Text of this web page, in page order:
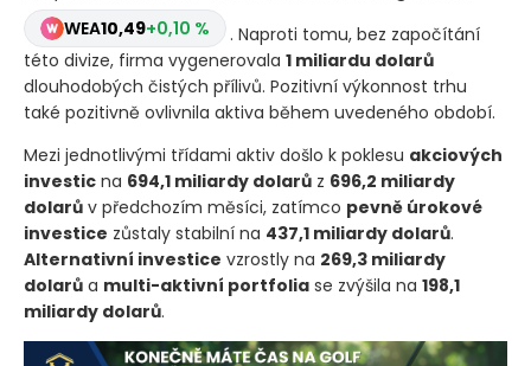
WEA10,49+0,10 %
. Naproti tomu, bez započítání
této divize, firma vygenerovala 1 miliardu dolarů
dlouhodobých čistých přílivů. Pozitivní výkonnost trhu
také pozitivně ovlivnila aktiva během uvedeného období.
Mezi jednotlivými třídami aktiv došlo k poklesu akciových
investic na 694,1 miliardy dolarů z 696,2 miliardy
dolarů v předchozím měsíci, zatímco pevně úrokové
investice zůstaly stabilní na 437,1 miliardy dolarů.
Alternativní investice vzrostly na 269,3 miliardy
dolarů a multi-aktivní portfolia se zvýšila na 198,1
miliardy dolarů.